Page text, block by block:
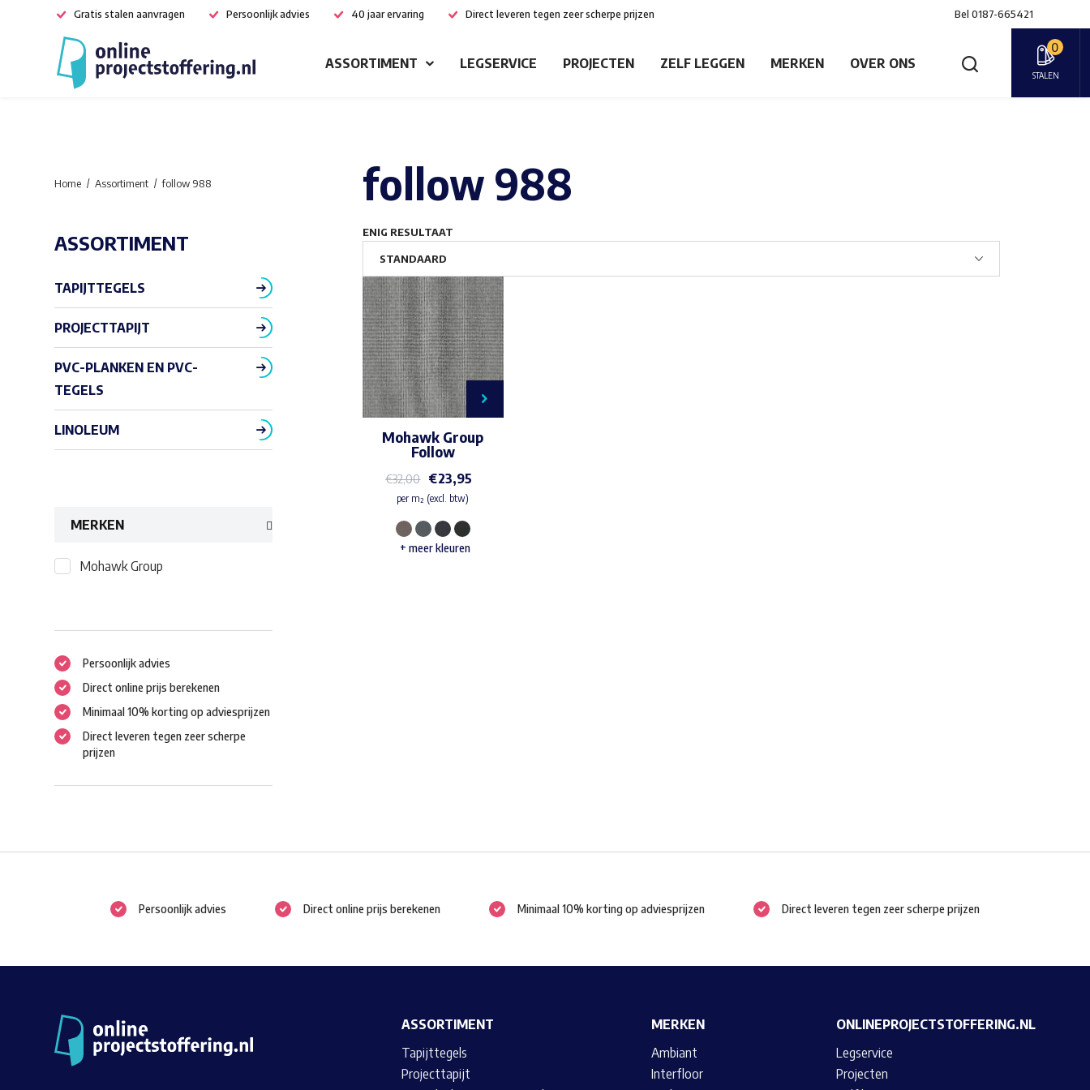
Gratis stalen aanvragen Persoonlijk advies 40 jaar ervaring Direct leveren tegen zeer scherpe prijzen Bel 0187-665421
ASSORTIMENT LEGSERVICE PROJECTEN ZELF LEGGEN MERKEN OVER ONS
0
STALEN
follow 988
ENIG RESULTAAT
Mohawk Group
Follow
€32,00 €23,95
per m² (excl. btw)
Dit
+ meer kleuren
Home Assortiment follow 988
ASSORTIMENT
TAPIJTTEGELS
PROJECTTAPIJT
PVC-PLANKEN EN PVC-
TEGELS
LINOLEUM
MERKEN
Mohawk Group
Persoonlijk advies
Direct online prijs berekenen
Minimaal 10% korting op adviesprijzen
Direct leveren tegen zeer scherpe
prijzen
Persoonlijk advies Direct online prijs berekenen Minimaal 10% korting op adviesprijzen Direct leveren tegen zeer scherpe prijzen
ASSORTIMENT
Tapijttegels
Projecttapijt
MERKEN
Ambiant
Interfloor
ONLINEPROJECTSTOFFERING.NL
Legservice
Projecten